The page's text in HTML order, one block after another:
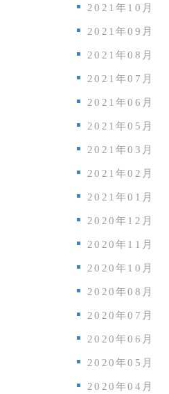
2021年10月
2021年09月
2021年08月
2021年07月
2021年06月
2021年05月
2021年03月
2021年02月
2021年01月
2020年12月
2020年11月
2020年10月
2020年08月
2020年07月
2020年06月
2020年05月
2020年04月